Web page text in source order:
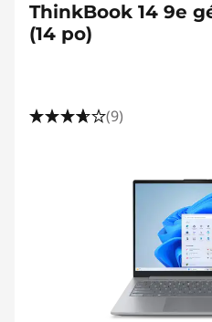
ThinkBook 14 9e
(14 po)
(9)